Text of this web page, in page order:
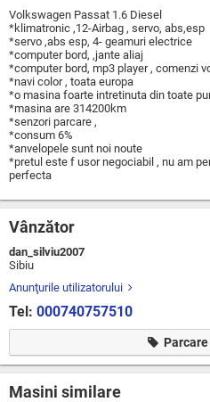
Volkswagen Passat 1.6 Diesel
*klimatronic ,12-Airbag , servo, abs,esp
*servo ,abs esp, 4- geamuri electrice
*computer bord, ,jante aliaj
*computer bord, mp3 player , comenzi
*navi color , toata europa
*o masina foarte intretinuta din toate
*masina are 314200km
*senzori parcare ,
*consum 6%
*anvelopele sunt noi noute
*pretul este f usor negociabil , nu am
perfecta
Vânzător
dan_silviu2007
Sibiu
Anunţurile utilizatorului
Tel: 000740757510
Parcare
Masini similare